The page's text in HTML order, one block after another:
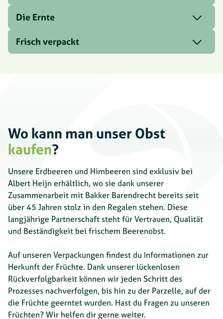
Die Ernte
Frisch verpackt
Wo kann man unser Obst
kaufen?
Unsere Erdbeeren und Himbeeren sind exklusiv bei
Albert Heijn erhältlich, wo sie dank unserer
Zusammenarbeit mit Bakker Barendrecht bereits seit
über 45 Jahren stolz in den Regalen stehen. Diese
langjährige Partnerschaft steht für Vertrauen, Qualität
und Beständigkeit bei frischem Beerenobst.
Auf unseren Verpackungen findest du Informationen zur
Herkunft der Früchte. Dank unserer lückenlosen
Rückverfolgbarkeit können wir jeden Schritt des
Prozesses nachverfolgen, bis hin zu der Parzelle, auf der
die Früchte geerntet wurden. Hast du Fragen zu unseren
Früchten? Wir helfen dir gerne weiter.